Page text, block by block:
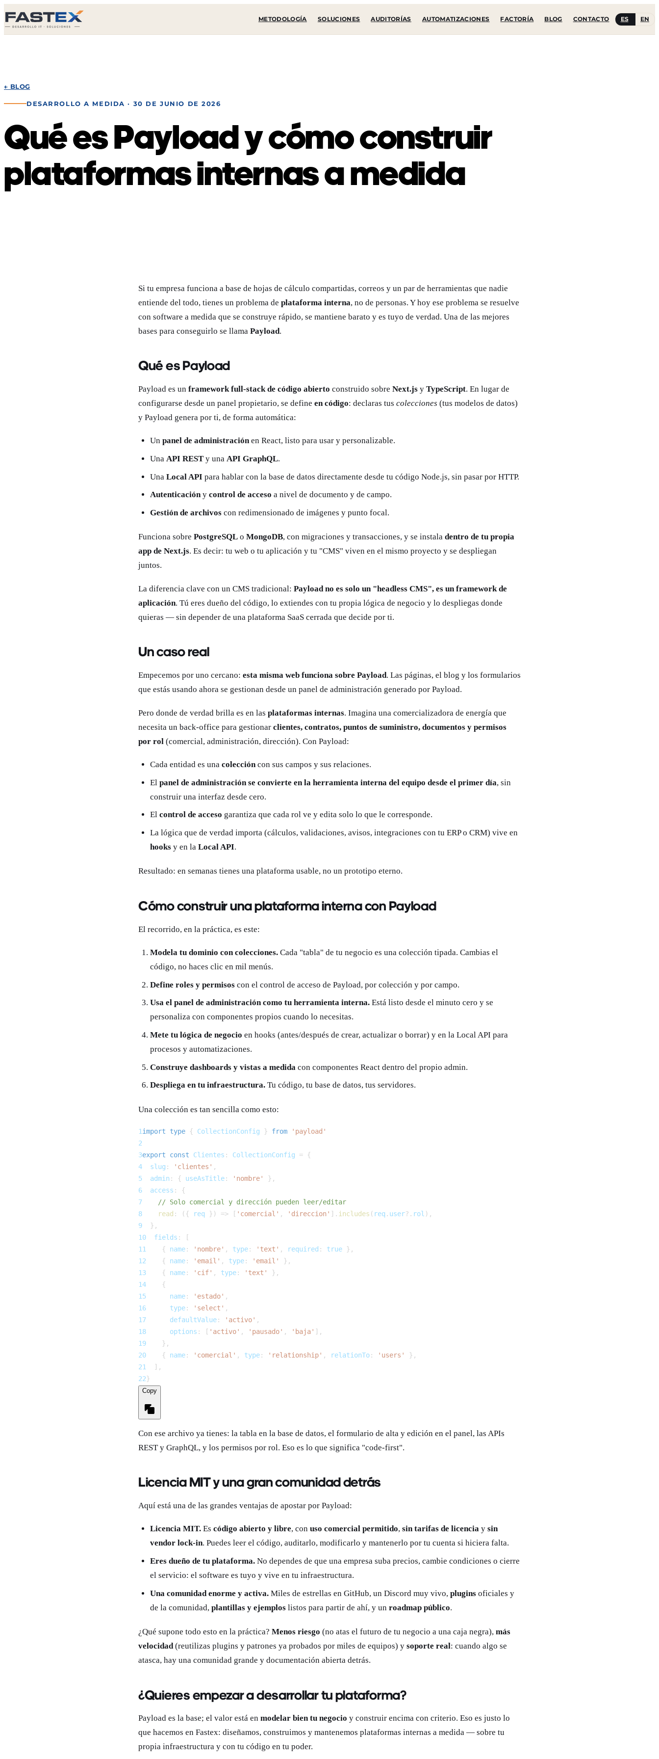
METODOLOGÍA SOLUCIONES AUDITORÍAS AUTOMATIZACIONES FACTORÍA BLOG CONTACTO ES EN
← BLOG
DESARROLLO A MEDIDA · 30 DE JUNIO DE 2026
Qué es Payload y cómo construir
plataformas internas a medida
Si tu empresa funciona a base de hojas de cálculo compartidas, correos y un par de herramientas que nadie
entiende del todo, tienes un problema de plataforma interna, no de personas. Y hoy ese problema se resuelve
con software a medida que se construye rápido, se mantiene barato y es tuyo de verdad. Una de las mejores
bases para conseguirlo se llama Payload.
Qué es Payload
Payload es un framework full-stack de código abierto construido sobre Next.js y TypeScript. En lugar de
configurarse desde un panel propietario, se define en código: declaras tus colecciones (tus modelos de datos)
y Payload genera por ti, de forma automática:
Un panel de administraciónen React, listo para usar y personalizable.
Una API RESTy una API GraphQL.
Una Local API para hablar con la base de datos directamente desde tu código Node.js, sin pasar por HTTP.
Autenticacióny control de acceso a nivel de documento y de campo.
Gestión de archivoscon redimensionado de imágenes y punto focal.
Funciona sobre PostgreSQL o MongoDB, con migraciones y transacciones, y se instala dentro de tu propia
app de Next.js. Es decir: tu web o tu aplicación y tu "CMS" viven en el mismo proyecto y se despliegan
juntos.
La diferencia clave con un CMS tradicional: Payload no es solo un "headless CMS", es un framework de
aplicación. Tú eres dueño del código, lo extiendes con tu propia lógica de negocio y lo despliegas donde
quieras — sin depender de una plataforma SaaS cerrada que decide por ti.
Un caso real
Empecemos por uno cercano: esta misma web funciona sobre Payload. Las páginas, el blog y los formularios
que estás usando ahora se gestionan desde un panel de administración generado por Payload.
Pero donde de verdad brilla es en las plataformas internas. Imagina una comercializadora de energía que
necesita un back-office para gestionar clientes, contratos, puntos de suministro, documentos y permisos
por rol (comercial, administración, dirección). Con Payload:
Cada entidad es una coleccióncon sus campos y sus relaciones.
El panel de administración se convierte en la herramienta interna del equipo desde el primer día, sin
construir una interfaz desde cero.
El control de acceso garantiza que cada rol ve y edita solo lo que le corresponde.
La lógica que de verdad importa (cálculos, validaciones, avisos, integraciones con tu ERP o CRM) vive en
hooksy en la Local API.
Resultado: en semanas tienes una plataforma usable, no un prototipo eterno.
Cómo construir una plataforma interna con Payload
El recorrido, en la práctica, es este:
Modela tu dominio con colecciones.Cada "tabla" de tu negocio es una colección tipada. Cambias el
código, no haces clic en mil menús.
Define roles y permisoscon el control de acceso de Payload, por colección y por campo.
Usa el panel de administración como tu herramienta interna.Está listo desde el minuto cero y se
personaliza con componentes propios cuando lo necesitas.
Mete tu lógica de negocio en hooks (antes/después de crear, actualizar o borrar) y en la Local API para
procesos y automatizaciones.
Construye dashboards y vistas a medida con componentes React dentro del propio admin.
Despliega en tu infraestructura.Tu código, tu base de datos, tus servidores.
Una colección es tan sencilla como esto:
1import type { CollectionConfig } from
'payload'
2
3export const Clientes : CollectionConfig =
{
4
  slug
: 'clientes' ,
5
  admin
: { useAsTitle: 'nombre' } ,
6
  access
:
{
7
// Solo comercial y dirección pueden leer/editar
8
read : ( { req } ) => [ 'comercial' , 'direccion' ] . includes ( req . user?. rol ) ,
9
} ,
10
  fields
:
[
11
{ name: 'nombre' , type: 'text' , required : true } ,
12
{ name: 'email' , type: 'email' } ,
13
{ name: 'cif' , type: 'text' } ,
14
{
15
      name
: 'estado' ,
16
      type
: 'select' ,
17
      defaultValue
: 'activo' ,
18
      options
: [ 'activo' , 'pausado' , 'baja' ] ,
19
} ,
20
{ name: 'comercial' , type: 'relationship' , relationTo: 'users' } ,
21
] ,
22}
Copy
Con ese archivo ya tienes: la tabla en la base de datos, el formulario de alta y edición en el panel, las APIs
REST y GraphQL, y los permisos por rol. Eso es lo que significa "code-first".
Licencia MIT y una gran comunidad detrás
Aquí está una de las grandes ventajas de apostar por Payload:
Licencia MIT.Es código abierto y libre, con uso comercial permitido, sin tarifas de licenciay sin
vendor lock-in. Puedes leer el código, auditarlo, modificarlo y mantenerlo por tu cuenta si hiciera falta.
Eres dueño de tu plataforma.No dependes de que una empresa suba precios, cambie condiciones o cierre
el servicio: el software es tuyo y vive en tu infraestructura.
Una comunidad enorme y activa.Miles de estrellas en GitHub, un Discord muy vivo, pluginsoficiales y
de la comunidad, plantillas y ejemploslistos para partir de ahí, y un roadmap público.
¿Qué supone todo esto en la práctica? Menos riesgo (no atas el futuro de tu negocio a una caja negra), más
velocidad(reutilizas plugins y patrones ya probados por miles de equipos) y soporte real: cuando algo se
atasca, hay una comunidad grande y documentación abierta detrás.
¿Quieres empezar a desarrollar tu plataforma?
Payload es la base; el valor está en modelar bien tu negocio y construir encima con criterio. Eso es justo lo
que hacemos en Fastex: diseñamos, construimos y mantenemos plataformas internas a medida — sobre tu
propia infraestructura y con tu código en tu poder.